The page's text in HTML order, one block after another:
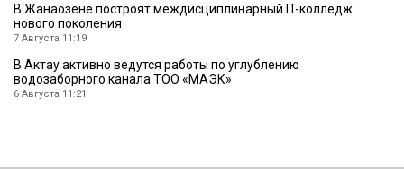
В Жанаозене построят междисциплинарный IT-колледж
нового поколения
7 Августа 11:19
В Актау активно ведутся работы по углублению
водозаборного канала ТОО «МАЭК»
6 Августа 11:21